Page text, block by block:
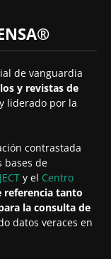
de vanguardia
y revistas de
y liderado por la
contrastada
bases de
y el Centro
referencia tanto
la consulta de
datos veraces en